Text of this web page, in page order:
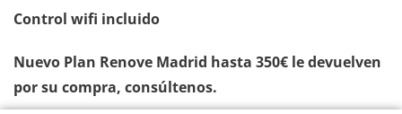
Control wifi incluido
Nuevo Plan Renove Madrid hasta 350€ le devuelven
por su compra, consúltenos.